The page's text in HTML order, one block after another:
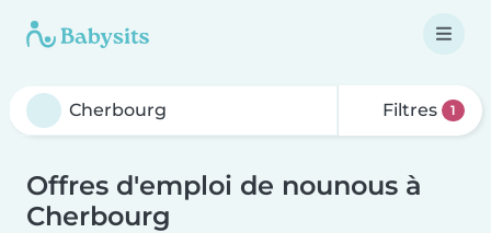
Filtres 1
Offres d'emploi de nounous à
Cherbourg